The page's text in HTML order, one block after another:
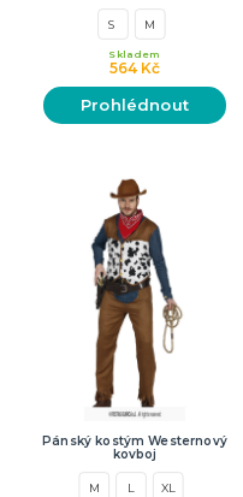
S M
564 Kč
Skladem
Prohlédnout
Pánský kostým Westernový
kovboj
M L XL